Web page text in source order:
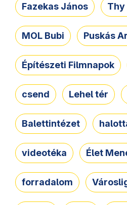
Fazekas János Thy
MOL Bubi Puskás
Építészeti Filmnapok
csend Lehel tér
Balettintézet
videotéka Élet
forradalom